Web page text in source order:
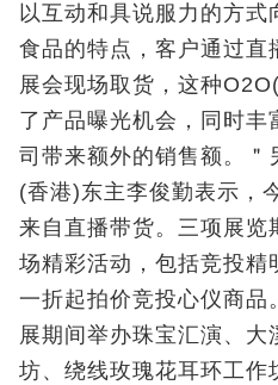
以互动和具说服力的方
食品的特点，客户通过直
展会现场取货，这种
了产品曝光机会，同时丰
司带来额外的销售额。＂
(香港)东主李俊勤表示，
来自直播带货。三项展览
场精彩活动，包括竞投精
一折起拍价竞投心仪商品
展期间举办珠宝汇演、
坊、绕线玫瑰花耳环工作